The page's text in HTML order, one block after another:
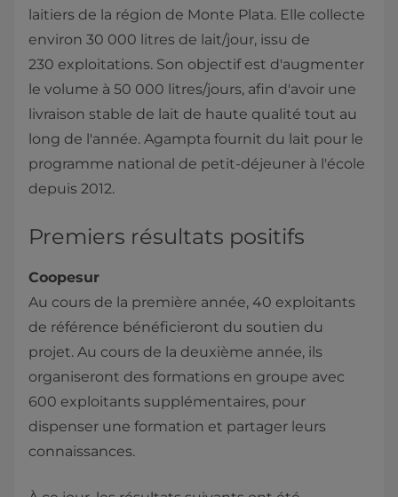
laitiers de la région de Monte Plata. Elle collecte
environ 30 000 litres de lait/jour, issu de
230 exploitations. Son objectif est d'augmenter
le volume à 50 000 litres/jours, afin d'avoir une
livraison stable de lait de haute qualité tout au
long de l'année. Agampta fournit du lait pour le
programme national de petit-déjeuner à l'école
depuis 2012.
Premiers résultats positifs
Coopesur
Au cours de la première année, 40 exploitants
de référence bénéficieront du soutien du
projet. Au cours de la deuxième année, ils
organiseront des formations en groupe avec
600 exploitants supplémentaires, pour
dispenser une formation et partager leurs
connaissances.